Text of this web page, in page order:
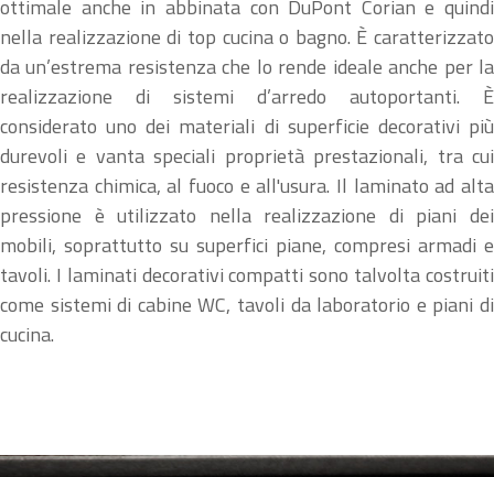
ottimale anche in abbinata con DuPont Corian e quindi
nella realizzazione di top cucina o bagno. È caratterizzato
da un’estrema resistenza che lo rende ideale anche per la
realizzazione di sistemi d’arredo autoportanti. È
considerato uno dei materiali di superficie decorativi più
durevoli e vanta speciali proprietà prestazionali, tra cui
resistenza chimica, al fuoco e all'usura. Il laminato ad alta
pressione è utilizzato nella realizzazione di piani dei
mobili, soprattutto su superfici piane, compresi armadi e
tavoli. I laminati decorativi compatti sono talvolta costruiti
come sistemi di cabine WC, tavoli da laboratorio e piani di
cucina.